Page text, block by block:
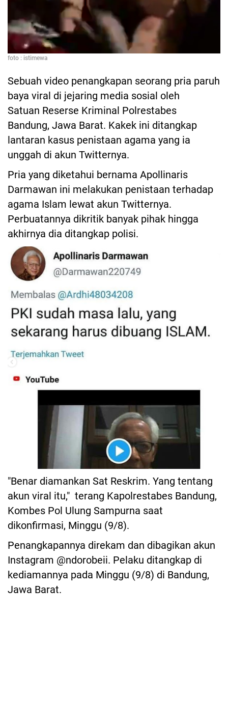
foto : istimewa
Sebuah video penangkapan seorang pria paruh
baya viral di jejaring media sosial oleh
Satuan Reserse Kriminal Polrestabes
Bandung, Jawa Barat. Kakek ini ditangkap
lantaran kasus penistaan agama yang ia
unggah di akun Twitternya.
Pria yang diketahui bernama Apollinaris
Darmawan ini melakukan penistaan terhadap
agama Islam lewat akun Twitternya.
Perbuatannya dikritik banyak pihak hingga
akhirnya dia ditangkap polisi.
"Benar diamankan Sat Reskrim. Yang tentang
akun viral itu," terang Kapolrestabes Bandung,
Kombes Pol Ulung Sampurna saat
dikonfirmasi, Minggu (9/8).
Penangkapannya direkam dan dibagikan akun
Instagram @ndorobeii. Pelaku ditangkap di
kediamannya pada Minggu (9/8) di Bandung,
Jawa Barat.